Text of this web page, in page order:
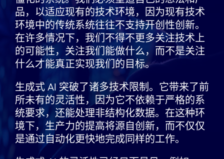
品，以适应现有的技术环境，因为现有技术
环境中的传统系统往往不支持开创性创新。
在许多情况下，我们不得不更多关注技术上
的可能性，关注我们能做什么，而不是关注
什么才能真正实现我们的目标。
生成式 AI 突破了诸多技术限制。它带来了前
所未有的灵活性，因为它不依赖于严格的系
统要求，还能处理非结构化数据。在这种环
境下，生产力的提高将源自创新，而不仅仅
是通过自动化更快地完成同样的工作。